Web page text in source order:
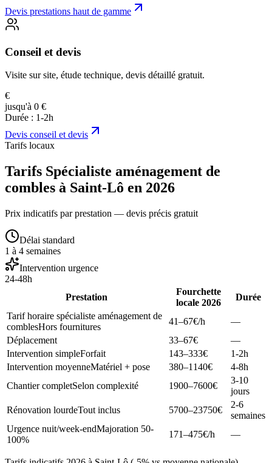
Devis prestations haut de gamme
Conseil et devis
Visite sur site, étude technique, devis détaillé gratuit.
€
jusqu'à 0 €
Durée : 1-2h
Devis conseil et devis
Tarifs locaux
Tarifs Spécialiste aménagement de
combles à Saint-Lô en 2026
Prix indicatifs par prestation — devis précis gratuit
Délai standard
1 à 4 semaines
Intervention urgence
24-48h
Prestation
Fourchette
locale 2026
Durée
Tarif horaire spécialiste aménagement de
comblesHors fournitures
41–67€/h
—
Déplacement
33–67€
—
Intervention simpleForfait 143–333€
1-2h
Intervention moyenneMatériel + pose 380–1140€
4-8h
Chantier completSelon complexité 1900–7600€
3-10
jours
Rénovation lourdeTout inclus 5700–23750€
2-6
semaines
Urgence nuit/week-endMajoration 50-
100%
171–475€/h —